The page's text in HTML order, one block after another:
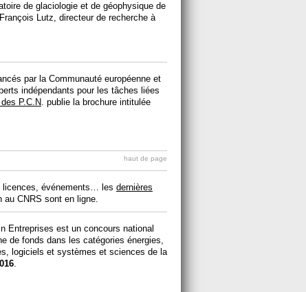
de glaciologie et de géophysique de
Lutz, directeur de recherche à
par la Communauté européenne et
indépendants pour les tâches liées
P.C.N. publie la brochure intitulée
haut de page
licences, événements… les dernières
au CNRS sont en ligne.
Entreprises est un concours national
de fonds dans les catégories énergies,
logiciels et systèmes et sciences de la
.